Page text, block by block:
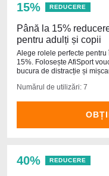
15% REDUCERE
Până la 15%
pentru adulți și copii
Alege rolele perfecte
15%. Folosește AfiSport
bucura de distracție și
Numărul de utilizări: 7
40% REDUCERE